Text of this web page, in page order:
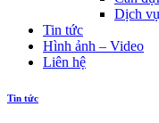
Dịch
Tin tức
Hình ảnh – Video
Liên hệ
Tin tức